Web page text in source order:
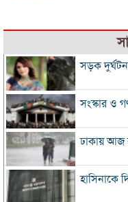
সড়ক
সংস্কার ও
ঢাকায় আজ
হাসিনাকে